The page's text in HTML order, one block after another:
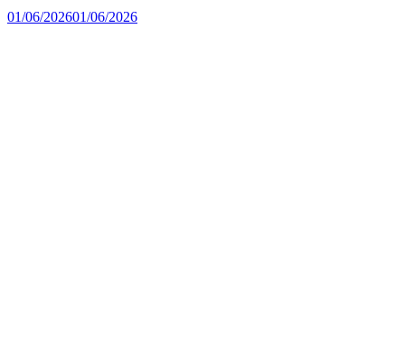
01/06/202601/06/2026